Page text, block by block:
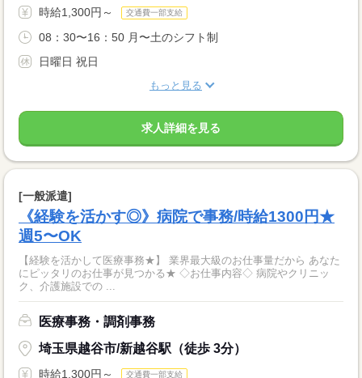
時給1,300円～ 交通費一部支給
08：30〜16：50 月〜土のシフト制
日曜日 祝日
もっと見る
求人詳細を見る
[一般派遣]
《経験を活かす◎》病院で事務/時給1300円★
週5〜OK
【経験を活かして医療事務★】 業界最大級のお仕事量だから あなた
にピッタリのお仕事が見つかる★ ◇お仕事内容◇ 病院やクリニッ
ク、介護施設での ...
医療事務・調剤事務
埼玉県越谷市/新越谷駅（徒歩 3分）
時給1,300円～ 交通費一部支給